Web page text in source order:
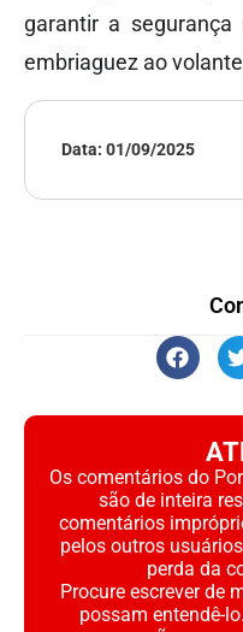
garantir a
embriaguez ao
Data: 01/09/2025
Os comentários do
são de inteira
comentários
pelos outros
perda da
Procure escrever de
possam entendê-